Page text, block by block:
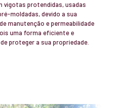
vigotas protendidas, usadas
moldadas, devido a sua
manutenção e permeabilidade
uma forma eficiente e
proteger a sua propriedade.